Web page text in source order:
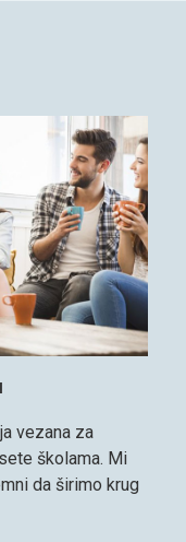
vezana za
školama. Mi
da širimo krug